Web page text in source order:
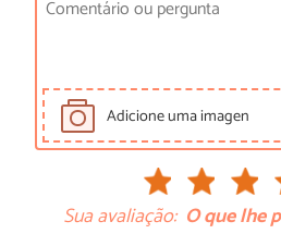
Adicione uma imagen
Sua avaliação: O que lhe